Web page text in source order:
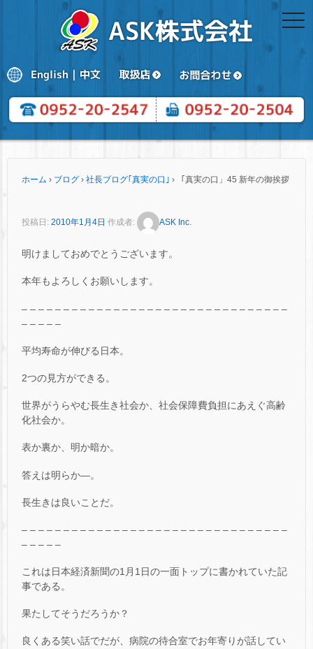
ホーム › ブログ › 社長ブログ｢真実の口｣ › 「真実の口」45 新年の御挨拶
投稿日: 2010年1月4日 作成者: ASK Inc.
明けましておめでとうございます。
本年もよろしくお願いします。
– – – – – – – – – – – – – – – – – – – – – – – – – – – – – – – –
– – – – –
平均寿命が伸びる日本。
2つの見方ができる。
世界がうらやむ長生き社会か、社会保障費負担にあえぐ高齢
化社会か。
表か裏か、明か暗か。
答えは明らか—。
長生きは良いことだ。
– – – – – – – – – – – – – – – – – – – – – – – – – – – – – – – –
– – – – –
これは日本経済新聞の1月1日の一面トップに書かれていた記
事である。
果たしてそうだろうか？
良くある笑い話でだが、病院の待合室でお年寄りが話してい